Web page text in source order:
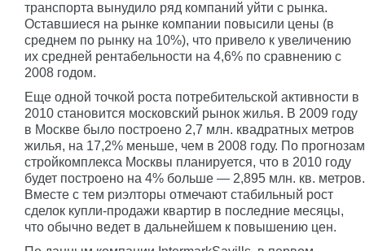
транспорта вынудило ряд компаний уйти с рынка.
Оставшиеся на рынке компании повысили цены (в
среднем по рынку на 10%), что привело к увеличению
их средней рентабельности на 4,6% по сравнению с
2008 годом.
Еще одной точкой роста потребительской активности в
2010 становится московский рынок жилья. В 2009 году
в Москве было построено 2,7 млн. квадратных метров
жилья, на 17,2% меньше, чем в 2008 году. По прогнозам
стройкомплекса Москвы планируется, что в 2010 году
будет построено на 4% больше — 2,895 млн. кв. метров.
Вместе с тем риэлторы отмечают стабильный рост
сделок купли-продажи квартир в последние месяцы,
что обычно ведет в дальнейшем к повышению цен.